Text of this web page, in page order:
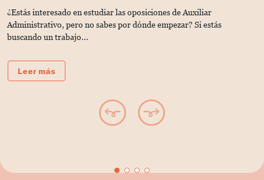
¿Estás interesado en estudiar las oposiciones de Auxiliar
Administrativo, pero no sabes por dónde empezar? Si estás
buscando un trabajo...
Leer más